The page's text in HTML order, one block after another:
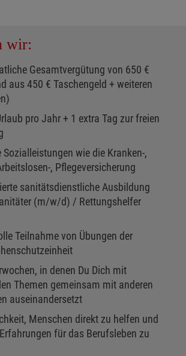
wir:
Gesamtvergütung von 650 €
aus 450 € Taschengeld + weiteren
pro Jahr + 1 extra Tag zur freien
Sozialleistungen wie die Kranken-,
, Pflegeversicherung
sanitätsdienstliche Ausbildung
(m/w/d) / Rettungshelfer
Teilnahme von Übungen der
in denen Du Dich mit
Themen gemeinsam mit anderen
auseinandersetzt
Menschen direkt zu helfen und
für das Berufsleben zu